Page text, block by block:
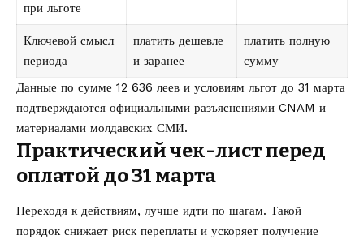
при льготе
Ключевой смысл
периода
платить дешевле
и заранее
платить полную
сумму
Данные по сумме 12 636 леев и условиям льгот до 31 марта
подтверждаются официальными разъяснениями CNAM и
материалами молдавских СМИ.
Практический чек-лист перед
оплатой до 31 марта
Переходя к действиям, лучше идти по шагам. Такой
порядок снижает риск переплаты и ускоряет получение